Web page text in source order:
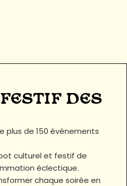
DES
plus de 150 événements
culturel et festif de
éclectique.
chaque soirée en